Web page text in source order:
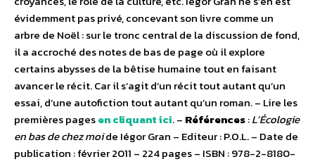
évidemment pas privé, concevant son livre comme un
arbre de Noël : sur le tronc central de la discussion de fond,
il a accroché des notes de bas de page où il explore
certains abysses de la bêtise humaine tout en faisant
avancer le récit. Car il s’agit d’un récit tout autant qu’un
essai, d’une autofiction tout autant qu’un roman. – Lire les
premières pagesen cliquant ici. – Références:L’Écologie
en bas de chez moide Iégor Gran – Editeur : P.O.L. – Date de
publication : février 2011 – 224 pages – ISBN : 978-2-8180-